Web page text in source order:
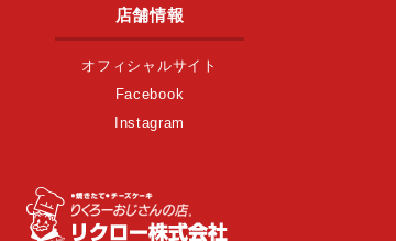
店舗情報
オフィシャルサイト
Facebook
Instagram